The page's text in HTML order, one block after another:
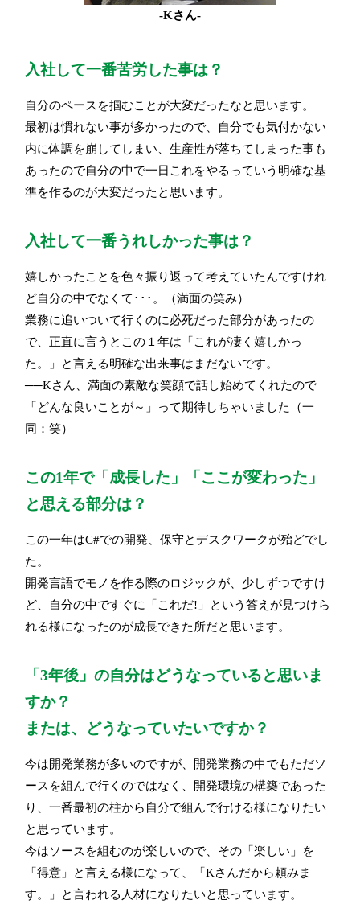
-Kさん-
入社して一番苦労した事は？
自分のペースを掴むことが大変だったなと思います。
最初は慣れない事が多かったので、自分でも気付かない
内に体調を崩してしまい、生産性が落ちてしまった事も
あったので自分の中で一日これをやるっていう明確な基
準を作るのが大変だったと思います。
入社して一番うれしかった事は？
嬉しかったことを色々振り返って考えていたんですけれ
ど自分の中でなくて･･･。（満面の笑み）
業務に追いついて行くのに必死だった部分があったの
で、正直に言うとこの１年は「これが凄く嬉しかっ
た。」と言える明確な出来事はまだないです。
──Kさん、満面の素敵な笑顔で話し始めてくれたので
「どんな良いことが～」って期待しちゃいました（一
同：笑）
この1年で「成長した」「ここが変わった」
と思える部分は？
この一年はC#での開発、保守とデスクワークが殆どでし
た。
開発言語でモノを作る際のロジックが、少しずつですけ
ど、自分の中ですぐに「これだ!」という答えが見つけら
れる様になったのが成長できた所だと思います。
「3年後」の自分はどうなっていると思いま
すか？
または、どうなっていたいですか？
今は開発業務が多いのですが、開発業務の中でもただソ
ースを組んで行くのではなく、開発環境の構築であった
り、一番最初の柱から自分で組んで行ける様になりたい
と思っています。
今はソースを組むのが楽しいので、その「楽しい」を
「得意」と言える様になって、「Kさんだから頼みま
す。」と言われる人材になりたいと思っています。